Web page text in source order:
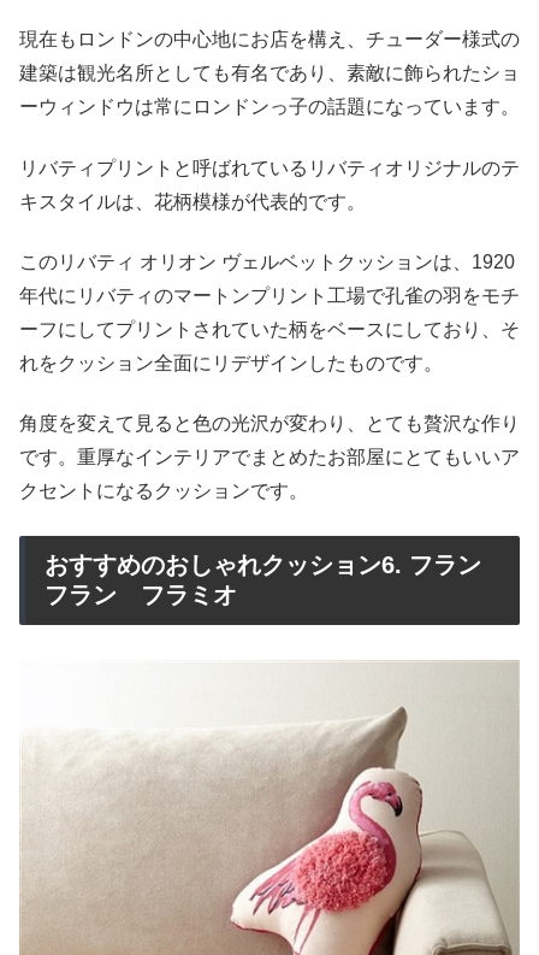
現在もロンドンの中心地にお店を構え、チューダー様式の
建築は観光名所としても有名であり、素敵に飾られたショ
ーウィンドウは常にロンドンっ子の話題になっています。
リバティプリントと呼ばれているリバティオリジナルのテ
キスタイルは、花柄模様が代表的です。
このリバティ オリオン ヴェルベットクッションは、1920
年代にリバティのマートンプリント工場で孔雀の羽をモチ
ーフにしてプリントされていた柄をベースにしており、そ
れをクッション全面にリデザインしたものです。
角度を変えて見ると色の光沢が変わり、とても贅沢な作り
です。重厚なインテリアでまとめたお部屋にとてもいいア
クセントになるクッションです。
おすすめのおしゃれクッション6. フラン
フラン フラミオ